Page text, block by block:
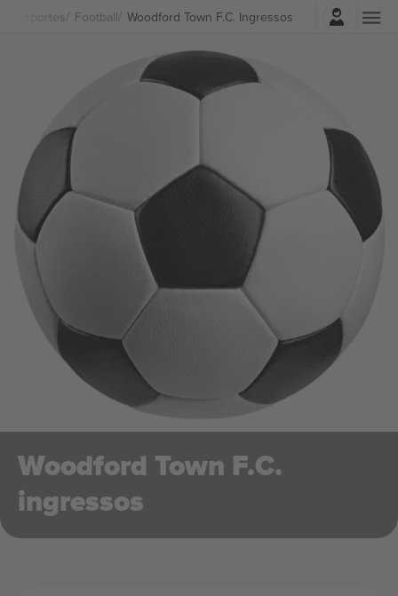
Esportes Football Woodford Town F.C. Ingressos
Entrar
Woodford Town F.C.
ingressos